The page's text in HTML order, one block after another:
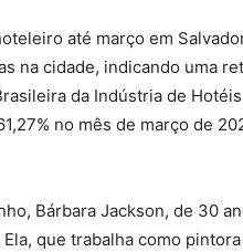
até março em
na cidade, indicando uma
da Indústria de
no mês de março de
Bárbara Jackson, de 30
que trabalha como